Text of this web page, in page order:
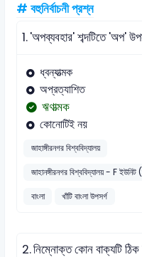
# বহুনির্বাচনী প্রশ্ন
1.'অপব্যবহার' শব্দটিতে 'অপ'
ধ্বন্যাত্মক
অপ্রত্যাশিত
ঋণাত্মক
কোনোটিই নয়
জাহাঙ্গীরনগর বিশ্ববিদ্যালয়
জাহানঙ্গীরনগর বিশ্ববিদ্যালয় - F
বাংলা
খাঁটি বাংলা উপসর্গ
2.নিম্নোক্ত কোন বাক্যটি